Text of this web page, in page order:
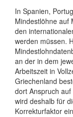
In Spanien,
Mindestlöhne auf
den
werden müssen.
an der in dem
Arbeitszeit in
Griechenland
dort Anspruch
wird deshalb für
Korrekturfaktor